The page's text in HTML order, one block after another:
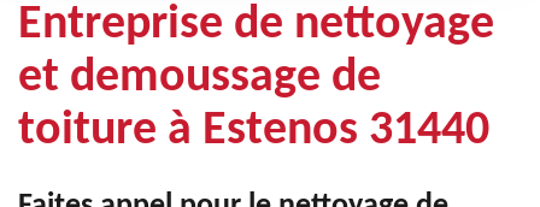
Entreprise de nettoyage
et demoussage de
toiture à Estenos 31440